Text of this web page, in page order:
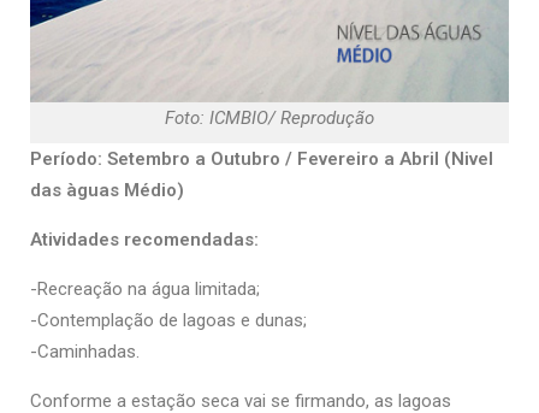
Foto: ICMBIO/ Reprodução
Período: Setembro a Outubro / Fevereiro a Abril (Nivel
das àguas Médio)
Atividades recomendadas:
-Recreação na água limitada;
-Contemplação de lagoas e dunas;
-Caminhadas.
Conforme a estação seca vai se firmando, as lagoas